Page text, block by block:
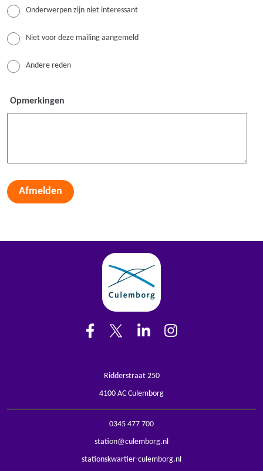
Onderwerpen zijn niet interessant
Niet voor deze mailing aangemeld
Andere reden
Opmerkingen
Ridderstraat 250
4100 AC Culemborg
0345 477 700
station@culemborg.nl
stationskwartier-culemborg.nl